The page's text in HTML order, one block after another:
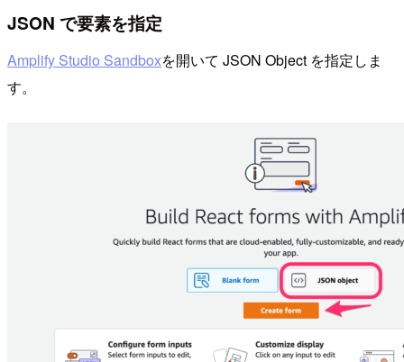
JSON で要素を指定
Amplify Studio Sandboxを開いて JSON Object を指定しま
す。